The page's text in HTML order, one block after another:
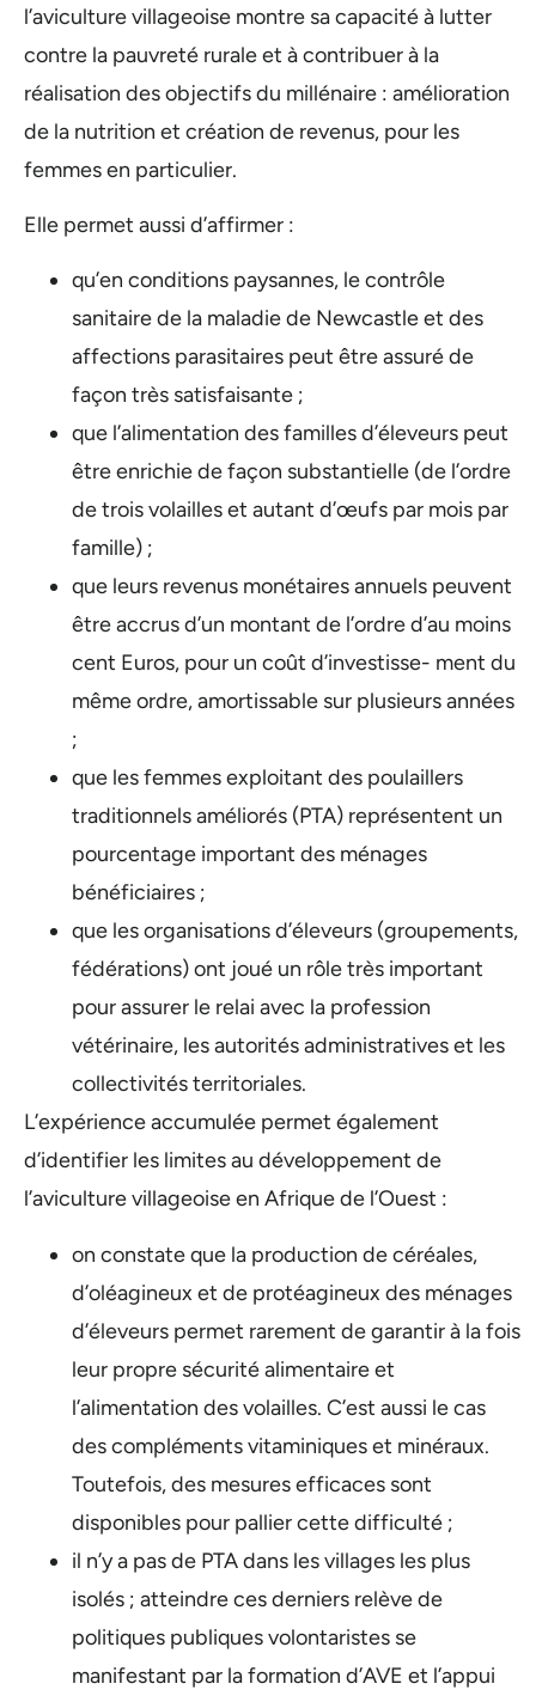
l’aviculture villageoise montre sa capacité à lutter
contre la pauvreté rurale et à contribuer à la
réalisation des objectifs du millénaire : amélioration
de la nutrition et création de revenus, pour les
femmes en particulier.
Elle permet aussi d’affirmer :
qu’en conditions paysannes, le contrôle
sanitaire de la maladie de Newcastle et des
affections parasitaires peut être assuré de
façon très satisfaisante ;
que l’alimentation des familles d’éleveurs peut
être enrichie de façon substantielle (de l’ordre
de trois volailles et autant d’œufs par mois par
famille) ;
que leurs revenus monétaires annuels peuvent
être accrus d’un montant de l’ordre d’au moins
cent Euros, pour un coût d’investisse- ment du
même ordre, amortissable sur plusieurs années
;
que les femmes exploitant des poulaillers
traditionnels améliorés (PTA) représentent un
pourcentage important des ménages
bénéficiaires ;
que les organisations d’éleveurs (groupements,
fédérations) ont joué un rôle très important
pour assurer le relai avec la profession
vétérinaire, les autorités administratives et les
collectivités territoriales.
L’expérience accumulée permet également
d’identifier les limites au développement de
l’aviculture villageoise en Afrique de l’Ouest :
on constate que la production de céréales,
d’oléagineux et de protéagineux des ménages
d’éleveurs permet rarement de garantir à la fois
leur propre sécurité alimentaire et
l’alimentation des volailles. C’est aussi le cas
des compléments vitaminiques et minéraux.
Toutefois, des mesures efficaces sont
disponibles pour pallier cette difficulté ;
il n’y a pas de PTA dans les villages les plus
isolés ; atteindre ces derniers relève de
politiques publiques volontaristes se
manifestant par la formation d’AVE et l’appui